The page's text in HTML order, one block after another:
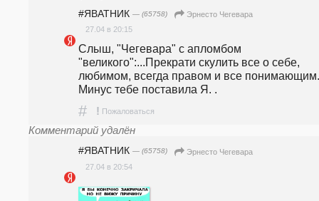
#ЯВАТНИК — (65758)
Эрнесто Чегевара
27.04 в 20:15
Слыш, "Чегевара" с апломбом
"великого":...Прекрати скулить все о себе,
любимом, всегда правом и все понимающим.
Минус тебе поставила Я. .
# ! Пожаловаться
Комментарий удалён
#ЯВАТНИК — (65758)
Эрнесто Чегевара
27.04 в 20:54